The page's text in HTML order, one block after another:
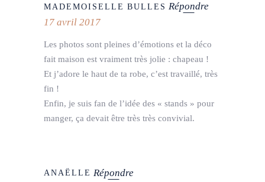
MADEMOISELLE BULLES Répondre
17 avril 2017
Les photos sont pleines d’émotions et la déco
fait maison est vraiment très jolie : chapeau !
Et j’adore le haut de ta robe, c’est travaillé, très
fin !
Enfin, je suis fan de l’idée des « stands » pour
manger, ça devait être très très convivial.
ANAËLLE Répondre